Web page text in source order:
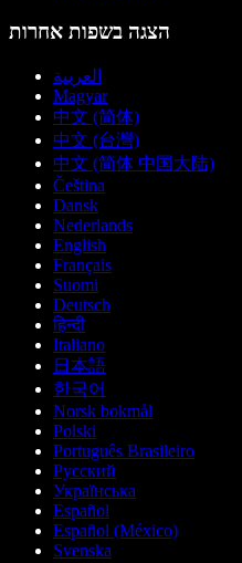
הצגה בשפות אחרות
العربية
Magyar
中文 (简体)
中文 (台灣)
中文 (简体 中国大陆)
Čeština
Dansk
Nederlands
English
Français
Suomi
Deutsch
हिन्दी
Italiano
日本語
한국어
Norsk bokmål
Polski
Português Brasileiro
Русский
Українська
Español
Español (México)
Svenska